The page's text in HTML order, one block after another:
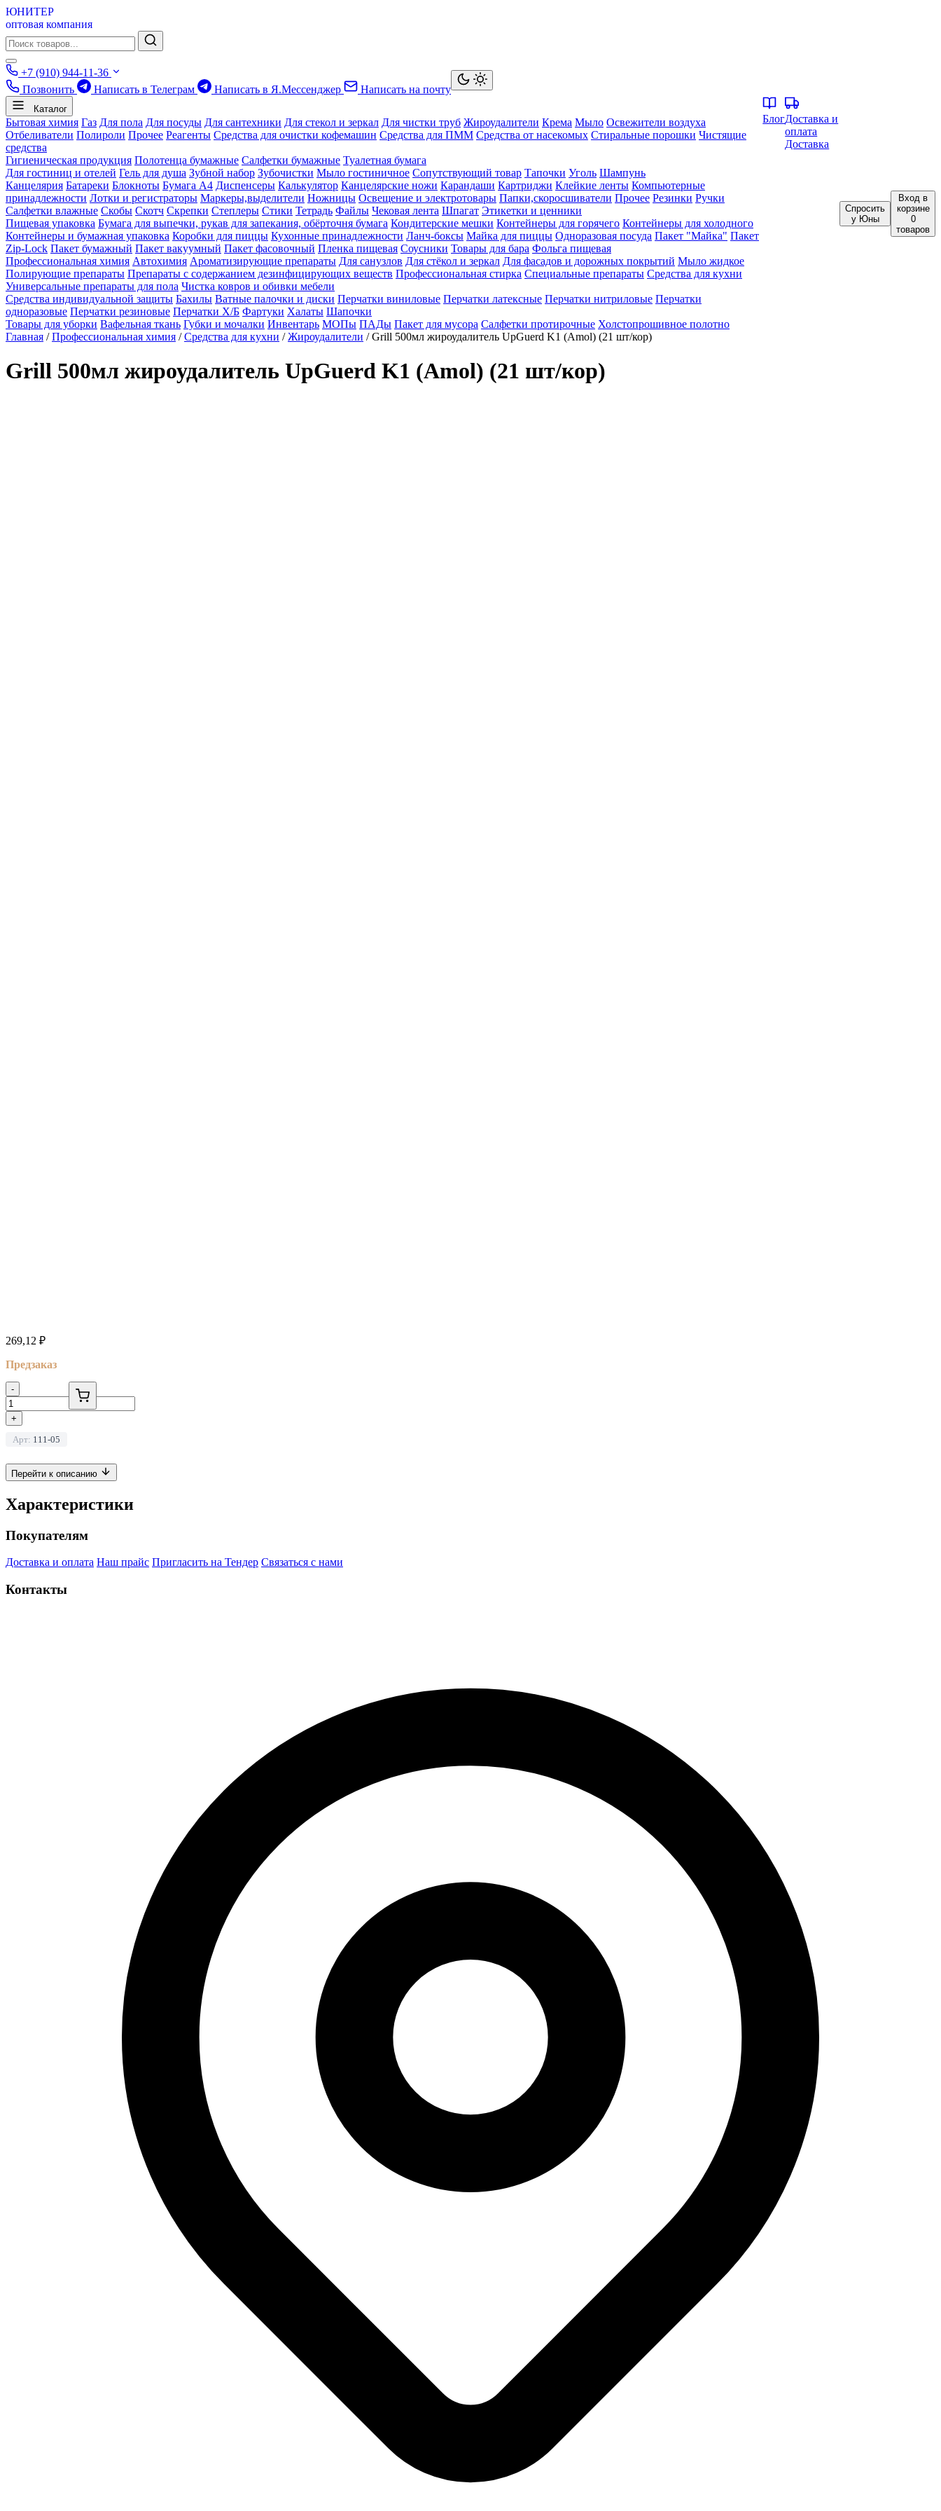
ЮНИТЕР
оптовая компания
+7 (910) 944-11-36
Позвонить
Написать в Телеграм Написать в Я.Мессенджер Написать на почту
Каталог
Бытовая химия Газ Для пола Для посуды Для сантехники Для стекол и зеркал Для чистки труб Жироудалители Крема Мыло Освежители воздуха
Отбеливатели Полироли Прочее Реагенты Средства для очистки кофемашин Средства для ПММ Средства от насекомых Стиральные порошки Чистящие
средства
Гигиеническая продукция Полотенца бумажные Салфетки бумажные Туалетная бумага
Для гостиниц и отелей Гель для душа Зубной набор Зубочистки Мыло гостиничное Сопутствующий товар Тапочки Уголь Шампунь
Канцелярия Батареки Блокноты Бумага А4 Диспенсеры Калькулятор Канцелярские ножи Карандаши Картриджи Клейкие ленты Компьютерные
принадлежности Лотки и регистраторы Маркеры,выделители Ножницы Освещение и электротовары Папки,скоросшиватели Прочее Резинки Ручки
Салфетки влажные Скобы Скотч Скрепки Степлеры Стики Тетрадь Файлы Чековая лента Шпагат Этикетки и ценники
Пищевая упаковка Бумага для выпечки, рукав для запекания, обёрточня бумага Кондитерские мешки Контейнеры для горячего Контейнеры для холодного
Контейнеры и бумажная упаковка Коробки для пиццы Кухонные принадлежности Ланч-боксы Майка для пиццы Одноразовая посуда Пакет "Майка" Пакет
Zip-Lock Пакет бумажный Пакет вакуумный Пакет фасовочный Пленка пищевая Соусники Товары для бара Фольга пищевая
Профессиональная химия Автохимия Ароматизирующие препараты Для санузлов Для стёкол и зеркал Для фасадов и дорожных покрытий Мыло жидкое
Полирующие препараты Препараты с содержанием дезинфицирующих веществ Профессиональная стирка Специальные препараты Средства для кухни
Универсальные препараты для пола Чистка ковров и обивки мебели
Средства индивидуальной защиты Бахилы Ватные палочки и диски Перчатки виниловые Перчатки латексные Перчатки нитриловые Перчатки
одноразовые Перчатки резиновые Перчатки Х/Б Фартуки Халаты Шапочки
Товары для уборки Вафельная ткань Губки и мочалки Инвентарь МОПы ПАДы Пакет для мусора Салфетки протирочные Холстопрошивное полотно
БлогДоставка и
оплата
Доставка
Спросить
у Юны
Вход в
корзине
0
товаров
Главная /Профессиональная химия /Средства для кухни /Жироудалители / Grill 500мл жироудалитель UpGuerd K1 (Amol) (21 шт/кор)
Grill 500мл жироудалитель UpGuerd K1 (Amol) (21 шт/кор)
269,12 ₽
Предзаказ
-
+
Арт: 111-05
Перейти к описанию
Характеристики
Покупателям
Доставка и оплата Наш прайс Пригласить на Тендер Связаться с нами
Контакты